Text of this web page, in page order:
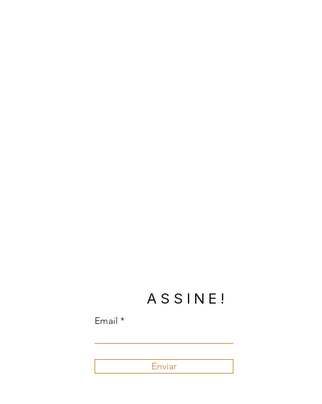
ASSINE!
Email
Enviar